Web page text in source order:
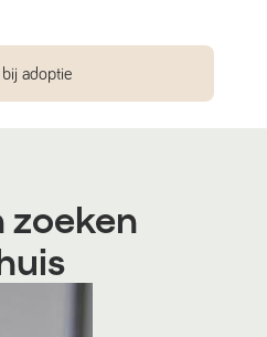
adoptie
zoeken